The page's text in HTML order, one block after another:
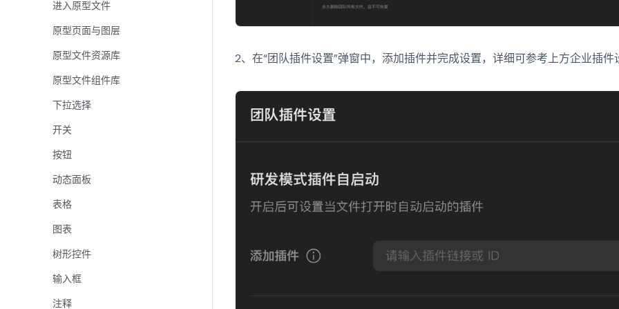
进入原型文件
原型页面与图层
原型文件资源库
原型文件组件库
下拉选择
开关
按钮
动态面板
表格
图表
树形控件
输入框
注释
2、在“团队插件设置”弹窗中，添加插件并完成设置，详细可参考上方企业插件